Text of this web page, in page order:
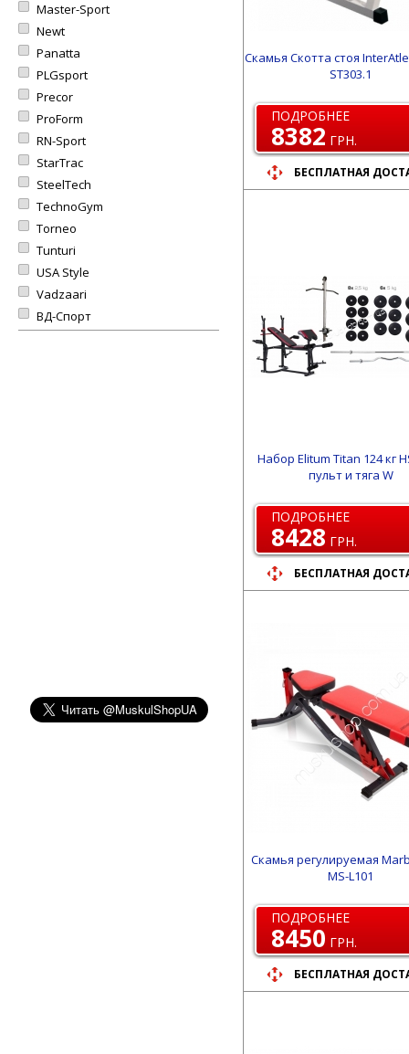
Master-Sport
Newt
Panatta
PLGsport
Precor
ProForm
RN-Sport
StarTrac
SteelTech
TechnoGym
Torneo
Tunturi
USA Style
Vadzaari
ВД-Спорт
Скамья Скотта стоя
ST303.1
ПОДРОБНЕЕ
8382 ГРН.
БЕСПЛАТНАЯ
Набор Elitum Titan 124 кг
пульт и тяга W
ПОДРОБНЕЕ
8428 ГРН.
БЕСПЛАТНАЯ
Скамья регулируемая
MS-L101
ПОДРОБНЕЕ
8450 ГРН.
БЕСПЛАТНАЯ